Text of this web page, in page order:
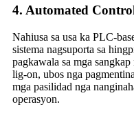
4. Automated
Nahiusa sa usa ka PLC-
sistema nagsuporta sa
pagkawala sa mga
lig-on, ubos nga
mga pasilidad nga
operasyon.